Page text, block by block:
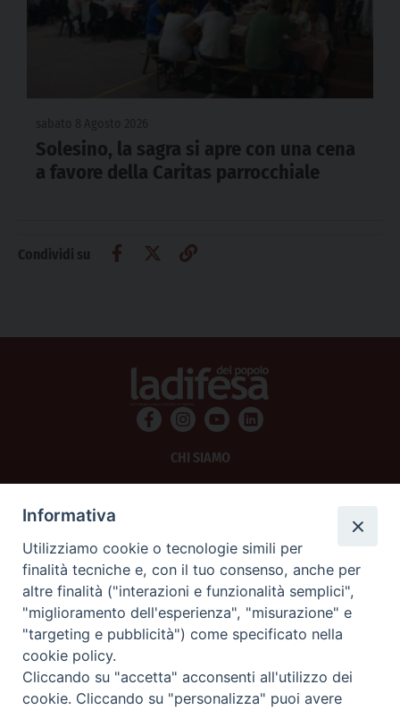
Solesino, la sagra si apre con una cena
a favore della Caritas parrocchiale
Condividi su
CHI SIAMO
SCRIVICI
La Difesa srl - P.iva 05125420280
La Difesa del Popolo percepisce i contributi pubblici all'editoria.
La Difesa del Popolo, tramite la Fisc (Federazione Italiana Settimanali Cattolici)
ha aderito allo IAP (Istituto dell'Autodisciplina Pubblicitaria) accettando il Codice
di Autodisciplina della Comunicazione Commerciale.
Informativa
Utilizziamo cookie o tecnologie simili per
finalità tecniche e, con il tuo consenso, anche per
altre finalità ("interazioni e funzionalità semplici",
"miglioramento dell'esperienza", "misurazione" e
"targeting e pubblicità") come specificato nella
cookie policy.
Cliccando su "accetta" acconsenti all'utilizzo dei
cookie. Cliccando su "personalizza" puoi avere